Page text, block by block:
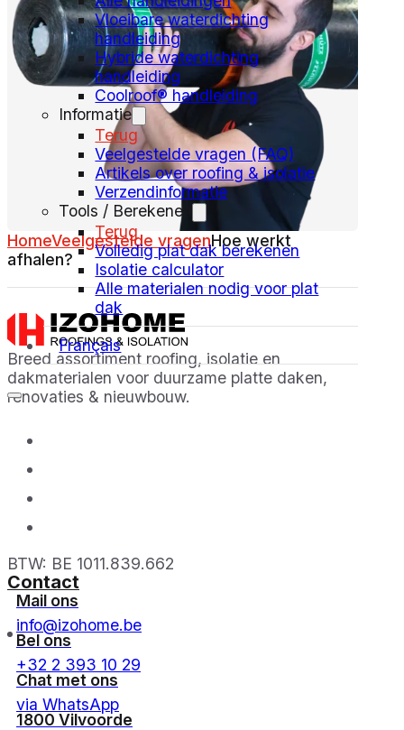
Vloeibare waterdichting
handleiding
Hybride waterdichting
handleiding
Coolroof® handleiding
Informatie
Terug
Veelgestelde vragen (FAQ)
Artikels over roofing & isolatie
Verzendinformatie
Tools / Berekenen
Terug
Volledig plat dak berekenen
Isolatie calculator
Alle materialen nodig voor plat
dak
Français
HomeVeelgestelde vragenHoe werkt
afhalen?
Breed assortiment roofing, isolatie en
dakmaterialen voor duurzame platte daken,
renovaties & nieuwbouw.
BTW: BE 1011.839.662
Contact
Mail ons
info@izohome.be
Bel ons
+32 2 393 10 29
Chat met ons
via WhatsApp
1800 Vilvoorde